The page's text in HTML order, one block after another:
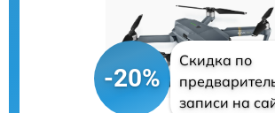
-20%
Скидка по
записи на